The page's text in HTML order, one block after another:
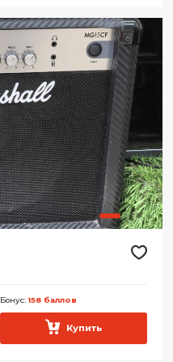
Бонус:158 баллов
Купить